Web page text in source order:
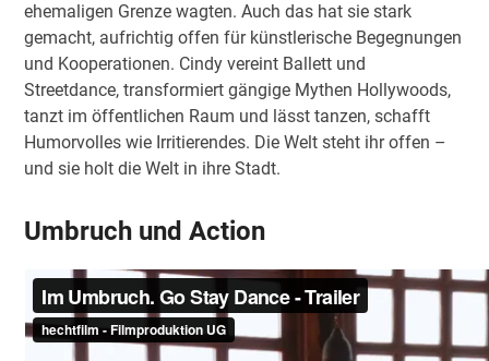
ehemaligen Grenze wagten. Auch das hat sie stark
gemacht, aufrichtig offen für künstlerische Begegnungen
und Kooperationen. Cindy vereint Ballett und
Streetdance, transformiert gängige Mythen Hollywoods,
tanzt im öffentlichen Raum und lässt tanzen, schafft
Humorvolles wie Irritierendes. Die Welt steht ihr offen –
und sie holt die Welt in ihre Stadt.
Umbruch und Action